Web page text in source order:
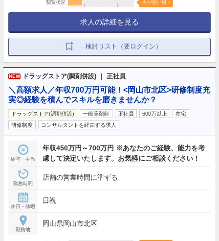
閲覧状況 今が狙い目！
求人の詳細を見る
検討リスト（要ログイン）
NEW ドラッグストア(調剤併設) ｜ 正社員
＼高額求人／年収700万円可能！<岡山市北区>研修制度充
実◎経験を積んでスキルを磨きませんか？
ドラッグストア(調剤併設) 一般薬剤師 正社員 600万以上
在宅
研修制度
コンサルタントを経由する求人
給与・手当
年収450万円～700万円 ※あなたのご経験、能力を考
慮して決定いたします。お気軽にご相談ください！
勤務時間
店舗の営業時間に準ずる
休日・休暇
日祝
勤務地
岡山県岡山市北区